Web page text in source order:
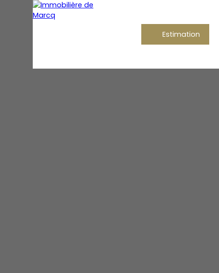
Estimation